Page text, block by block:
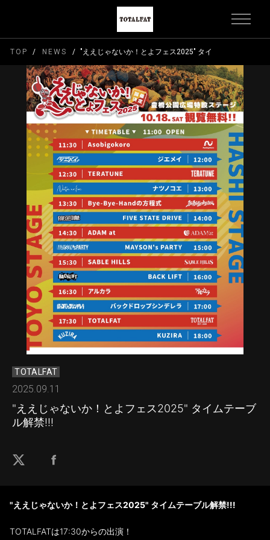
TOP NEWS "ええじゃないか！とよフェス2025" タイムテーブル解禁!!!
TOTALFAT
2025.09.11
"ええじゃないか！とよフェス2025" タイムテーブ
ル解禁!!!
"ええじゃないか！とよフェス2025" タイムテーブル解禁!!!
TOTALFATは17:30からの出演！